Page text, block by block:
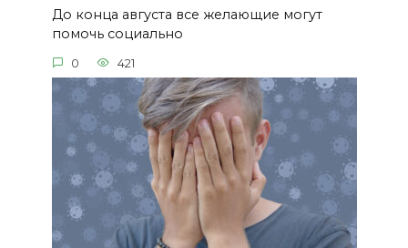
До конца августа все желающие могут
помочь социально
0 421